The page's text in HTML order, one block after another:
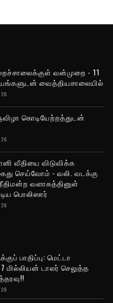
வன்முறை - 11
வைத்தியசாலையில்
கொடியேற்றத்துடன்
வீதியை விடுவிக்க
செய்வோம் - வலி. வடக்கு
வளாகத்தினுள்
பொலிஸார்
பாதிப்பு: மெட்டா
மில்லியன் டாலர் செலுத்த